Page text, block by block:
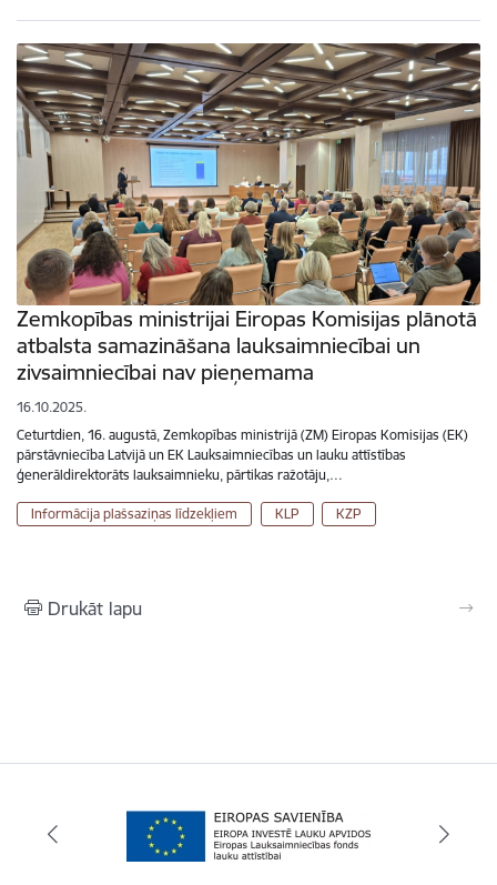
Zemkopības ministrijai Eiropas Komisijas plānotā
atbalsta samazināšana lauksaimniecībai un
zivsaimniecībai nav pieņemama
16.10.2025.
Ceturtdien, 16. augustā, Zemkopības ministrijā (ZM) Eiropas Komisijas (EK)
pārstāvniecība Latvijā un EK Lauksaimniecības un lauku attīstības
ģenerāldirektorāts lauksaimnieku, pārtikas ražotāju,…
Informācija plašsaziņas līdzekļiem KLP KZP
Drukāt lapu